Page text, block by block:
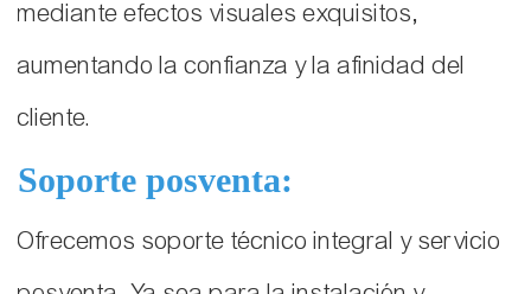
mediante efectos visuales exquisitos,
aumentando la confianza y la afinidad del
cliente.
Soporte posventa:
Ofrecemos soporte técnico integral y servicio